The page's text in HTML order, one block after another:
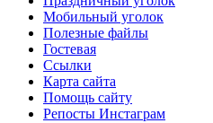
Мобильный уголок
Полезные файлы
Гостевая
Ссылки
Карта сайта
Помощь сайту
Репосты Инстаграм